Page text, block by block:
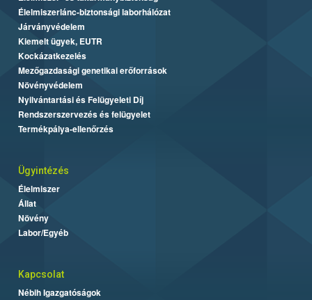
Élelmiszerlánc-biztonsági laborhálózat
Járványvédelem
Kiemelt ügyek, EUTR
Kockázatkezelés
Mezőgazdasági genetikai erőforrások
Növényvédelem
Nyilvántartási és Felügyeleti Díj
Rendszerszervezés és felügyelet
Termékpálya-ellenőrzés
Ügyintézés
Élelmiszer
Állat
Növény
Labor/Egyéb
Kapcsolat
Nébih Igazgatóságok